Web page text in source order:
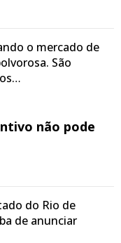
o mercado de
São
não pode
do Rio de
de anunciar